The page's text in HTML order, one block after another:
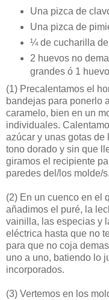
Una pizca de
Una pizca de
¼ de cucharilla
2 huevos no
grandes ó 1
(1) Precalentamos el
bandejas para ponerlo
caramelo, bien en un
individuales.
azúcar y unas gotas de
tono dorado y sin que
giramos el recipiente
paredes del/los molde/s.
(2) En un cuenco en el
añadimos el puré, la
vainilla, las especias y
eléctrica hasta que no
para que no coja
uno a uno, batiendo lo
incorporados.
(3) Vertemos en los